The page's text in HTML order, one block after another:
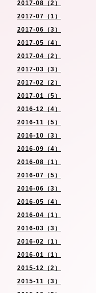
2017-08（2）
2017-07（1）
2017-06（3）
2017-05（4）
2017-04（2）
2017-03（3）
2017-02（2）
2017-01（5）
2016-12（4）
2016-11（5）
2016-10（3）
2016-09（4）
2016-08（1）
2016-07（5）
2016-06（3）
2016-05（4）
2016-04（1）
2016-03（3）
2016-02（1）
2016-01（1）
2015-12（2）
2015-11（3）